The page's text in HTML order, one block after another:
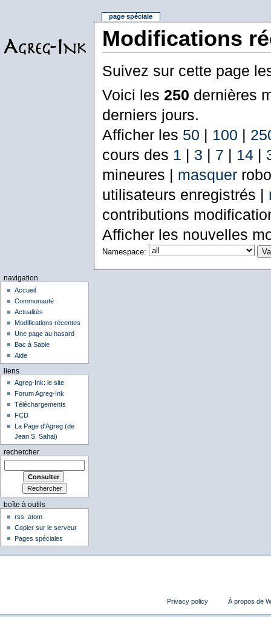
Modifications
Suivez sur cette page
Voici les 250 dernières
derniers jours.
Afficher les 50 | 100 |
cours des 1 | 3 | 7 | 14|
mineures | masquer
utilisateurs enregistrés |
contributions
Afficher les nouvelles
Namespace:
page spéciale
navigation
Accueil
Communauté
Actualités
Modifications récentes
Une page au hasard
Bac à Sable
Aide
liens
Agreg-Ink: le site
Forum Agreg-Ink
Téléchargements
FCD
La Page d'Agreg (de
Jean S. Sahai)
rechercher
boîte à outils
rss
atom
Copier sur le serveur
Pages spéciales
Privacy policy À propos de